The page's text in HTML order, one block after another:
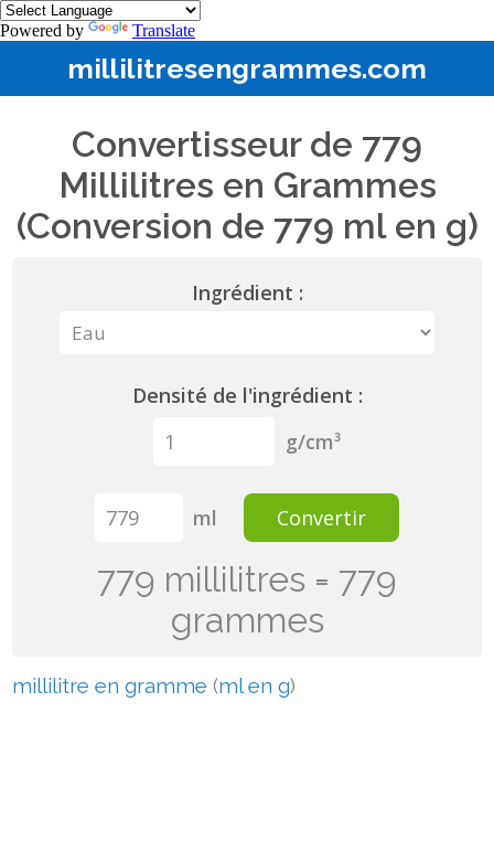
Powered by Translate
millilitresengrammes.com
Convertisseur de 779
Millilitres en Grammes
(Conversion de 779 ml en g)
Ingrédient :
Densité de l'ingrédient :
g/cm³
ml Convertir
779 millilitres = 779
grammes
millilitre en gramme (ml en g)